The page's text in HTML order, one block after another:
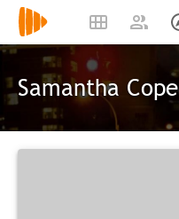
Samantha Cope